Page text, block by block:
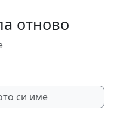
отново